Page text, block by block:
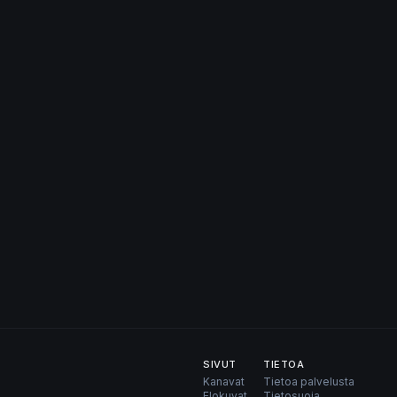
SIVUT
Kanavat
TIETOA
Tietoa palvelusta